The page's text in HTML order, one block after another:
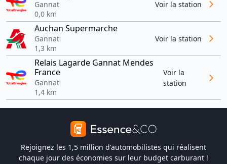
Gannat
0,0 km
Voir la station
Auchan Supermarche
Gannat
1,3 km
Voir la station
Relais Lagarde Gannat Mendes
France
Gannat
1,4 km
Voir la
station
Rejoignez les 1,5 million d'automobilistes qui réalisent
chaque jour des économies sur leur budget carburant !